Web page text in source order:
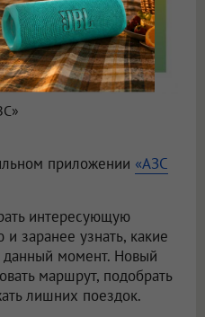
приложении «АЗС
интересующую
заранее узнать, какие
данный момент. Новый
маршрут, подобрать
лишних поездок.